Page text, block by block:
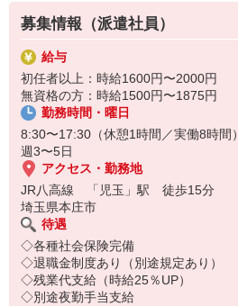
募集情報（派遣社員）
給与
初任者以上：時給1600円〜2000円
無資格の方：時給1500円〜1875円
勤務時間・曜日
8:30〜17:30（休憩1時間／実働8時間）
週3〜5日
アクセス・勤務地
JR八高線 「児玉」駅 徒歩15分
埼玉県本庄市
待遇
◇各種社会保険完備
◇退職金制度あり（別途規定あり）
◇残業代支給（時給25％UP）
◇別途夜勤手当支給